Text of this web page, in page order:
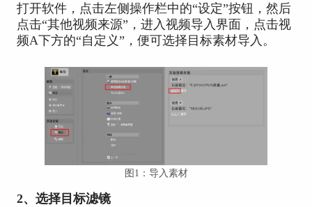
打开软件，点击左侧操作栏中的“设定”按钮，然后
点击“其他视频来源”，进入视频导入界面，点击视
频A下方的“自定义”，便可选择目标素材导入。
图1：导入素材
2、选择目标滤镜